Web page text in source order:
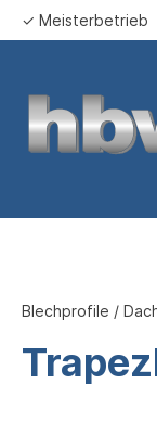
Zur
✓ Meisterbetrieb
Blechprofile /